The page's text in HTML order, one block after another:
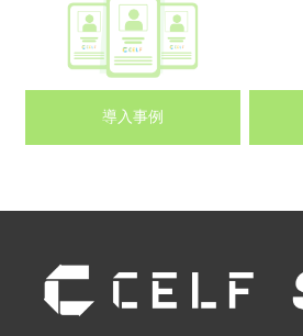
導入事例